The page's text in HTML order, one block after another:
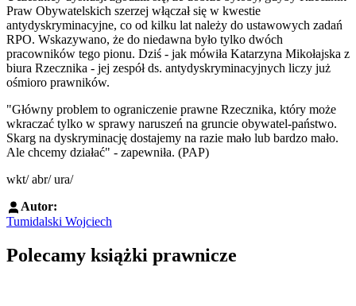
Praw Obywatelskich szerzej włączał się w kwestie
antydyskryminacyjne, co od kilku lat należy do ustawowych zadań
RPO. Wskazywano, że do niedawna było tylko dwóch
pracowników tego pionu. Dziś - jak mówiła Katarzyna Mikołajska z
biura Rzecznika - jej zespół ds. antydyskryminacyjnych liczy już
ośmioro prawników.
"Główny problem to ograniczenie prawne Rzecznika, który może
wkraczać tylko w sprawy naruszeń na gruncie obywatel-państwo.
Skarg na dyskryminację dostajemy na razie mało lub bardzo mało.
Ale chcemy działać" - zapewniła. (PAP)
wkt/ abr/ ura/
Autor:
Tumidalski Wojciech
Polecamy książki prawnicze